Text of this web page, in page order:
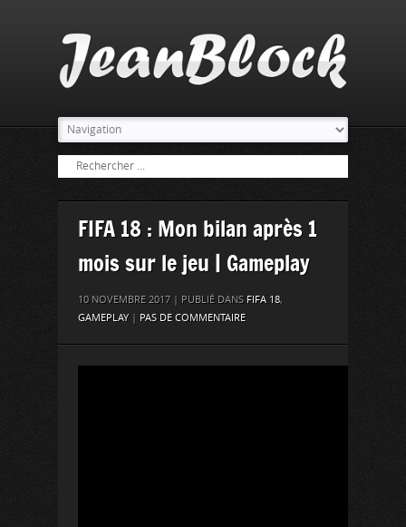
FIFA 18 : Mon bilan après 1
mois sur le jeu | Gameplay
10 NOVEMBRE 2017 | PUBLIÉ DANS FIFA 18,
GAMEPLAY| PAS DE COMMENTAIRE